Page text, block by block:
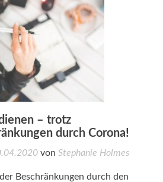
– trotz
durch Corona!
von Stephanie Holmes
Beschränkungen durch den